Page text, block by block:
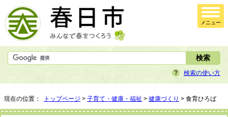
メニュー
検索の使い方
現在の位置： トップページ > 子育て・健康・福祉 > 健康づくり > 食育ひろば